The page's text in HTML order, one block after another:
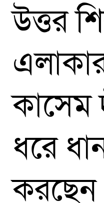
উত্তর
কাসেম
ধরে